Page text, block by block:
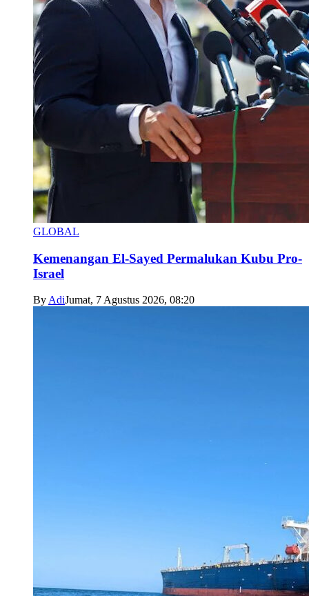
GLOBAL
Kemenangan El-Sayed Permalukan Kubu Pro-
Israel
By AdiJumat, 7 Agustus 2026, 08:20